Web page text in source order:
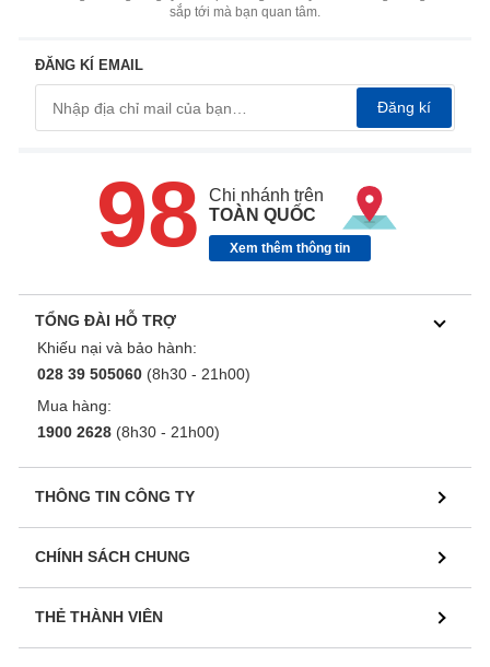
sắp tới mà bạn quan tâm.
ĐĂNG KÍ EMAIL
Đăng kí
98
Chi nhánh trên
TOÀN QUỐC
Xem thêm thông tin
TỔNG ĐÀI HỖ TRỢ
Khiếu nại và bảo hành:
028 39 505060 (8h30 - 21h00)
Mua hàng:
1900 2628 (8h30 - 21h00)
THÔNG TIN CÔNG TY
CHÍNH SÁCH CHUNG
THẺ THÀNH VIÊN